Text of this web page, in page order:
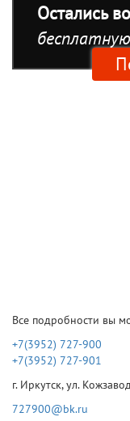
Остались
Все подробности вы
+7(3952) 727-900
+7(3952) 727-901
г. Иркутск, ул.
727900@bk.ru